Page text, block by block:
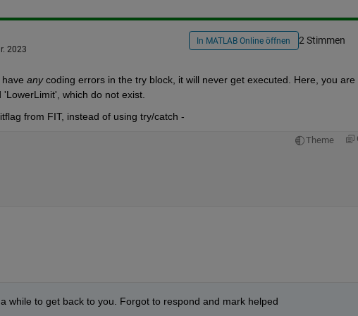
2023
In MATLAB Online öffnen 2 Stimmen
any coding errors in the try block, it will never get executed. Here, you are
which do not exist.
from FIT, instead of using try/catch -
Theme
while to get back to you. Forgot to respond and mark helped